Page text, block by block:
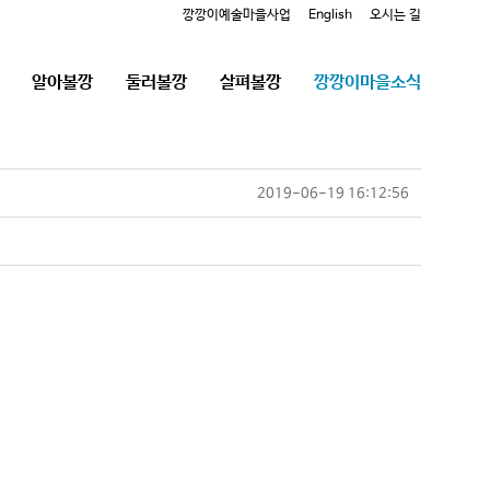
깡깡이예술마을사업 English 오시는 길
알아볼깡 둘러볼깡 살펴볼깡 깡깡이마을소식
2019-06-19 16:12:56